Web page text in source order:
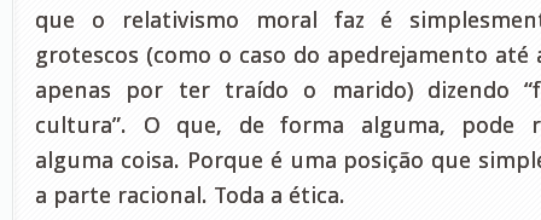
que o relativismo moral faz é
grotescos (como o caso do apedrejamento
apenas por ter traído o marido) dizendo
cultura”. O que, de forma alguma, pode
alguma coisa. Porque é uma posição que
a parte racional. Toda a ética.